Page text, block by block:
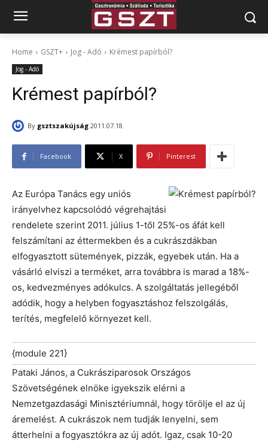
Home GSZT+ Jog - Adó Krémest papírból?
Jog - Adó
Krémest papírból?
By gsztszakújság 2011.07.18.
Facebook X Pinterest
Az Európa Tanács egy uniós
irányelvhez kapcsolódó végrehajtási
rendelete szerint 2011. július 1-től 25%-os áfát kell
felszámítani az éttermekben és a cukrászdákban
elfogyasztott sütemények, pizzák, egyebek után. Ha a
vásárló elviszi a terméket, arra továbbra is marad a 18%-
os, kedvezményes adókulcs. A szolgáltatás jellegéből
adódik, hogy a helyben fogyasztáshoz felszolgálás,
terítés, megfelelő környezet kell.
{module 221}
Pataki János, a Cukrásziparosok Országos
Szövetségének elnöke igyekszik elérni a
Nemzetgazdasági Minisztériumnál, hogy törölje el az új
áremelést. A cukrászok nem tudják lenyelni, sem
átterhelni a fogyasztókra az új adót. Igaz, csak 10-20